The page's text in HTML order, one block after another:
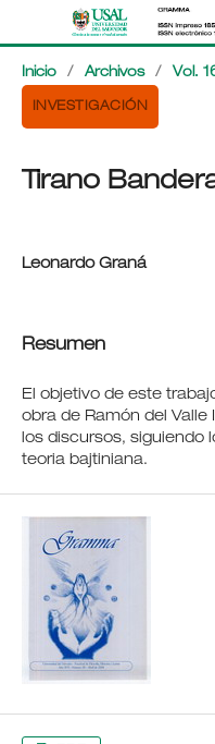
Inicio / Archivos / Vol.
INVESTIGACIÓN
Tirano
Leonardo Graná
Resumen
El objetivo de este
obra de Ramón del
los discursos, siguiendo
teoria bajtiniana.